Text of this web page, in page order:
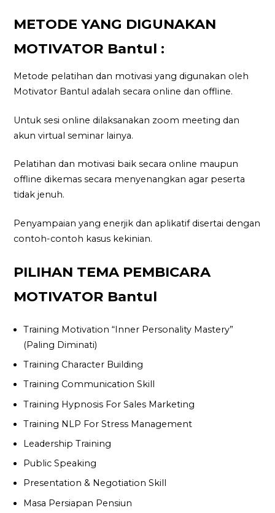
METODE YANG DIGUNAKAN
MOTIVATOR Bantul :
Metode pelatihan dan motivasi yang digunakan oleh
Motivator Bantul adalah secara online dan offline.
Untuk sesi online dilaksanakan zoom meeting dan
akun virtual seminar lainya.
Pelatihan dan motivasi baik secara online maupun
offline dikemas secara menyenangkan agar peserta
tidak jenuh.
Penyampaian yang enerjik dan aplikatif disertai dengan
contoh-contoh kasus kekinian.
PILIHAN TEMA PEMBICARA
MOTIVATOR Bantul
Training Motivation “Inner Personality Mastery”
(Paling Diminati)
Training Character Building
Training Communication Skill
Training Hypnosis For Sales Marketing
Training NLP For Stress Management
Leadership Training
Public Speaking
Presentation & Negotiation Skill
Masa Persiapan Pensiun